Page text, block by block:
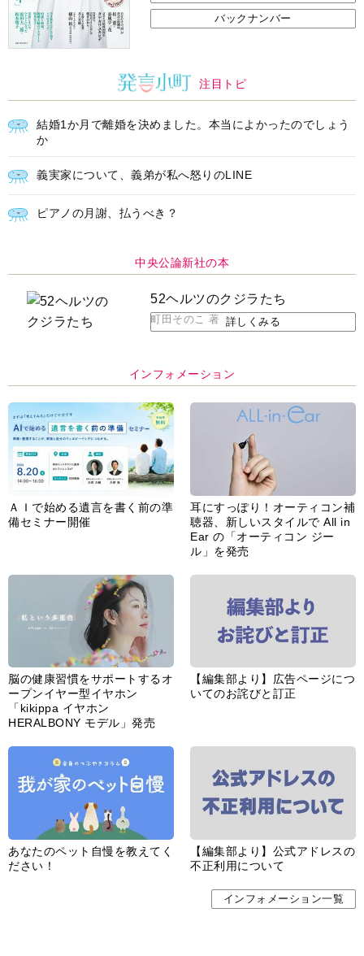
バックナンバー
注目トピ
結婚1か月で離婚を決めました。本当によかったのでしょう
か
義実家について、義弟が私へ怒りのLINE
ピアノの月謝、払うべき？
中央公論新社の本
52ヘルツのクジラたち
町田そのこ 著 詳しくみる
インフォメーション
ＡＩで始める遺言を書く前の準
備セミナー開催
耳にすっぽり！オーティコン補
聴器、新しいスタイルで All in
Ear の「オーティコン ジー
ル」を発売
脳の健康習慣をサポートするオ
ープンイヤー型イヤホン
「kikippa イヤホン
HERALBONY モデル」発売
【編集部より】広告ページにつ
いてのお詫びと訂正
あなたのペット自慢を教えてく
ださい！
【編集部より】公式アドレスの
不正利用について
インフォメーション一覧